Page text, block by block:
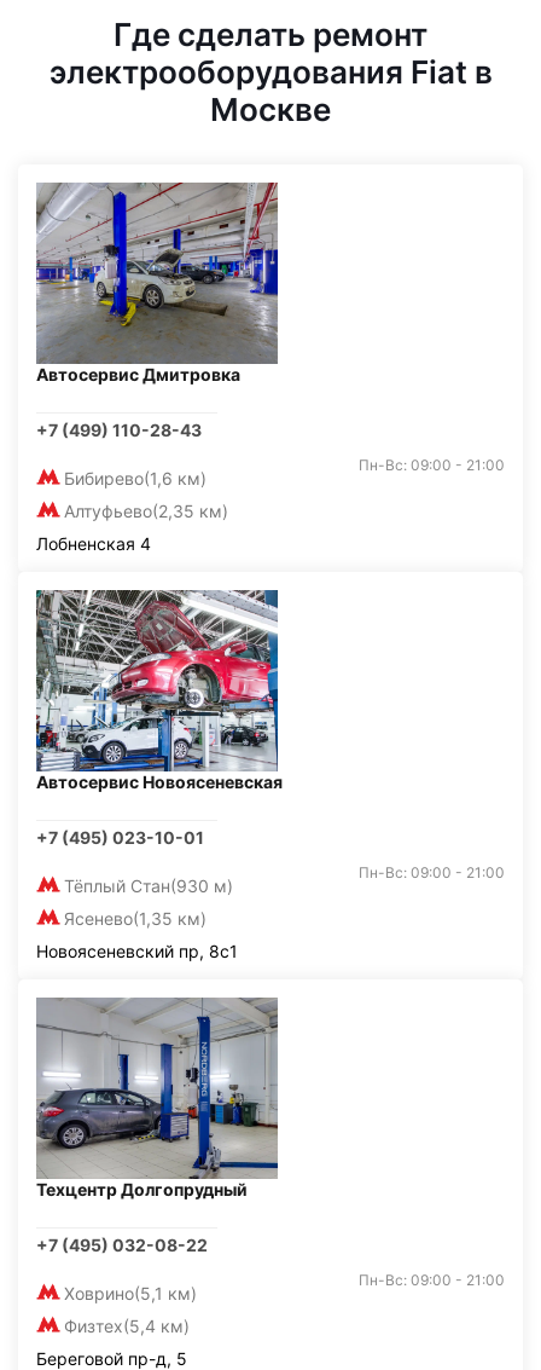
Где сделать ремонт
электрооборудования Fiat в
Москве
Автосервис Дмитровка
+7 (499) 110-28-43
Бибирево(1,6 км)
Алтуфьево(2,35 км)
Пн-Вс: 09:00 - 21:00
Лобненская 4
Автосервис Новоясеневская
+7 (495) 023-10-01
Тёплый Стан(930 м)
Ясенево(1,35 км)
Пн-Вс: 09:00 - 21:00
Новоясеневский пр, 8с1
Техцентр Долгопрудный
+7 (495) 032-08-22
Ховрино(5,1 км)
Физтех(5,4 км)
Пн-Вс: 09:00 - 21:00
Береговой пр-д, 5